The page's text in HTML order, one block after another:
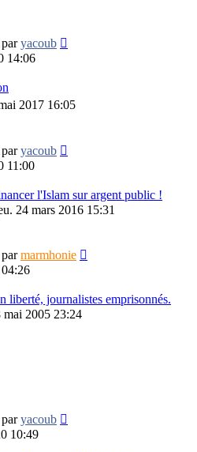
paryacoub
14:06
2017 16:05
paryacoub
11:00
l'Islam sur argent public !
24 mars 2016 15:31
parmarmhonie
liberté, journalistes emprisonnés.
mai 2005 23:24
paryacoub
10:49